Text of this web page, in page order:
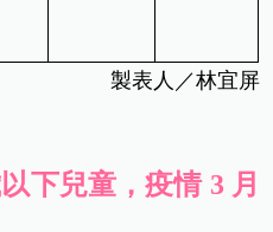
製表人／林宜屏
下兒童，疫情 3 月